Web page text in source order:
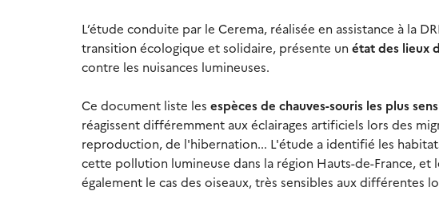
L’étude conduite par le Cerema, réalisée en assistance à la
transition écologique et solidaire, présente un état des lieux
contre les nuisances lumineuses.
Ce document liste les espèces de chauves-souris les plus
réagissent différemment aux éclairages artificiels lors des
reproduction, de l'hibernation... L'étude a identifié les
cette pollution lumineuse dans la région Hauts-de-France, et
également le cas des oiseaux, très sensibles aux différentes